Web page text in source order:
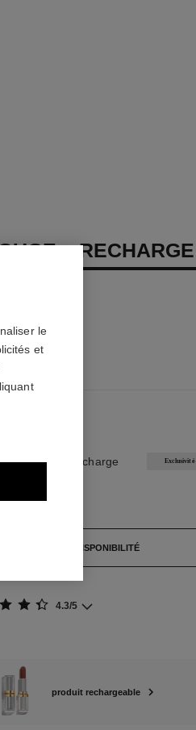
– RECHARGE
KG)
TALISMAN Recharge Exclusivité
M’AVERTIR DE SA DISPONIBILITÉ
4.3/5
produit rechargeable
le
et